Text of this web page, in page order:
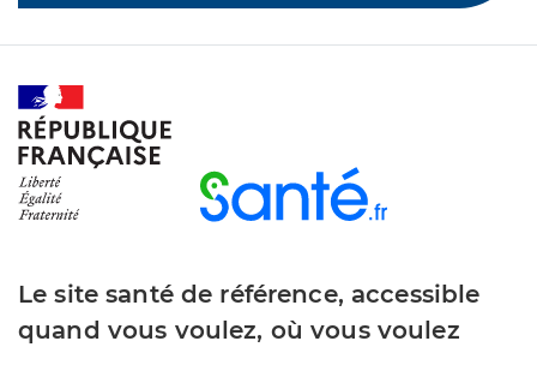
Le site santé de référence, accessible
quand vous voulez, où vous voulez